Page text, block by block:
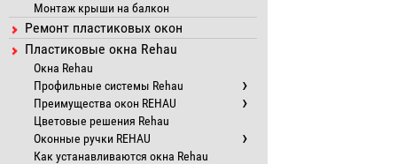
Монтаж крыши на балкон
Ремонт пластиковых окон
Пластиковые окна Rehau
Окна Rehau
Профильные системы Rehau
Преимущества окон REHAU
Цветовые решения Rehau
Оконные ручки REHAU
Как устанавливаются окна Rehau